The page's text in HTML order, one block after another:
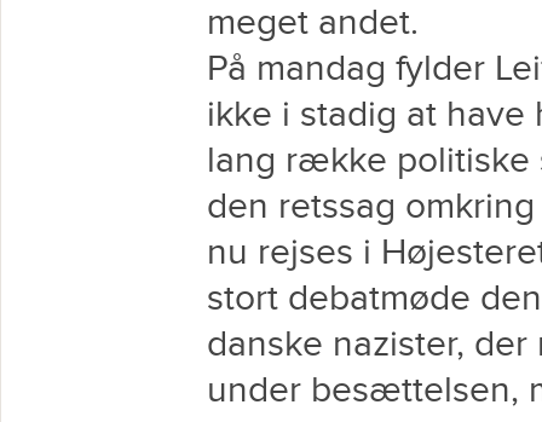
meget andet.
På mandag fylder
ikke i stadig at
lang række politiske
den retssag
nu rejses i
stort debatmøde
danske nazister,
under besættelsen,